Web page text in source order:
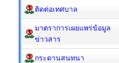
ติดต่อเทศบาล
มาตราการเผยแพร่ข้อมูล
ข่าวสาร
กระดานสนทนา